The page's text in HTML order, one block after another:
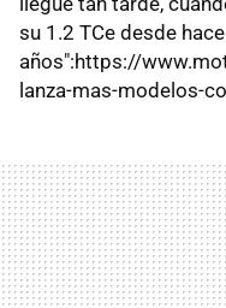
su 1.2 TCe desde
años":https://
lanza-mas-modelos-